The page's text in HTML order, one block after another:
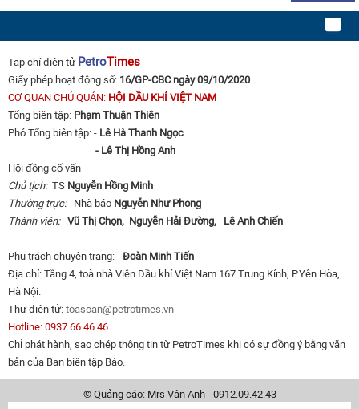
Tạp chí điện tử PetroTimes
Giấy phép hoạt động số: 16/GP-CBC ngày 09/10/2020
CƠ QUAN CHỦ QUẢN: HỘI DẦU KHÍ VIỆT NAM
Tổng biên tập: Phạm Thuận Thiên
Phó Tổng biên tập: - Lê Hà Thanh Ngọc
- Lê Thị Hồng Anh
Hội đồng cố vấn
Chủ tịch:TS Nguyễn Hồng Minh
Thường trực: Nhà báo Nguyễn Như Phong
Thành viên: Vũ Thị Chọn, Nguyễn Hải Đường, Lê Anh Chiến
Phụ trách chuyên trang: - Đoàn Minh Tiến
Địa chỉ: Tầng 4, toà nhà Viện Dầu khí Việt Nam 167 Trung Kính, P.Yên Hòa,
Hà Nội.
Thư điện tử: toasoan@petrotimes.vn
Hotline: 0937.66.46.46
Chỉ phát hành, sao chép thông tin từ PetroTimes khi có sự đồng ý bằng văn
bản của Ban biên tập Báo.
© Quảng cáo: Mrs Vân Anh - 0912.09.42.43